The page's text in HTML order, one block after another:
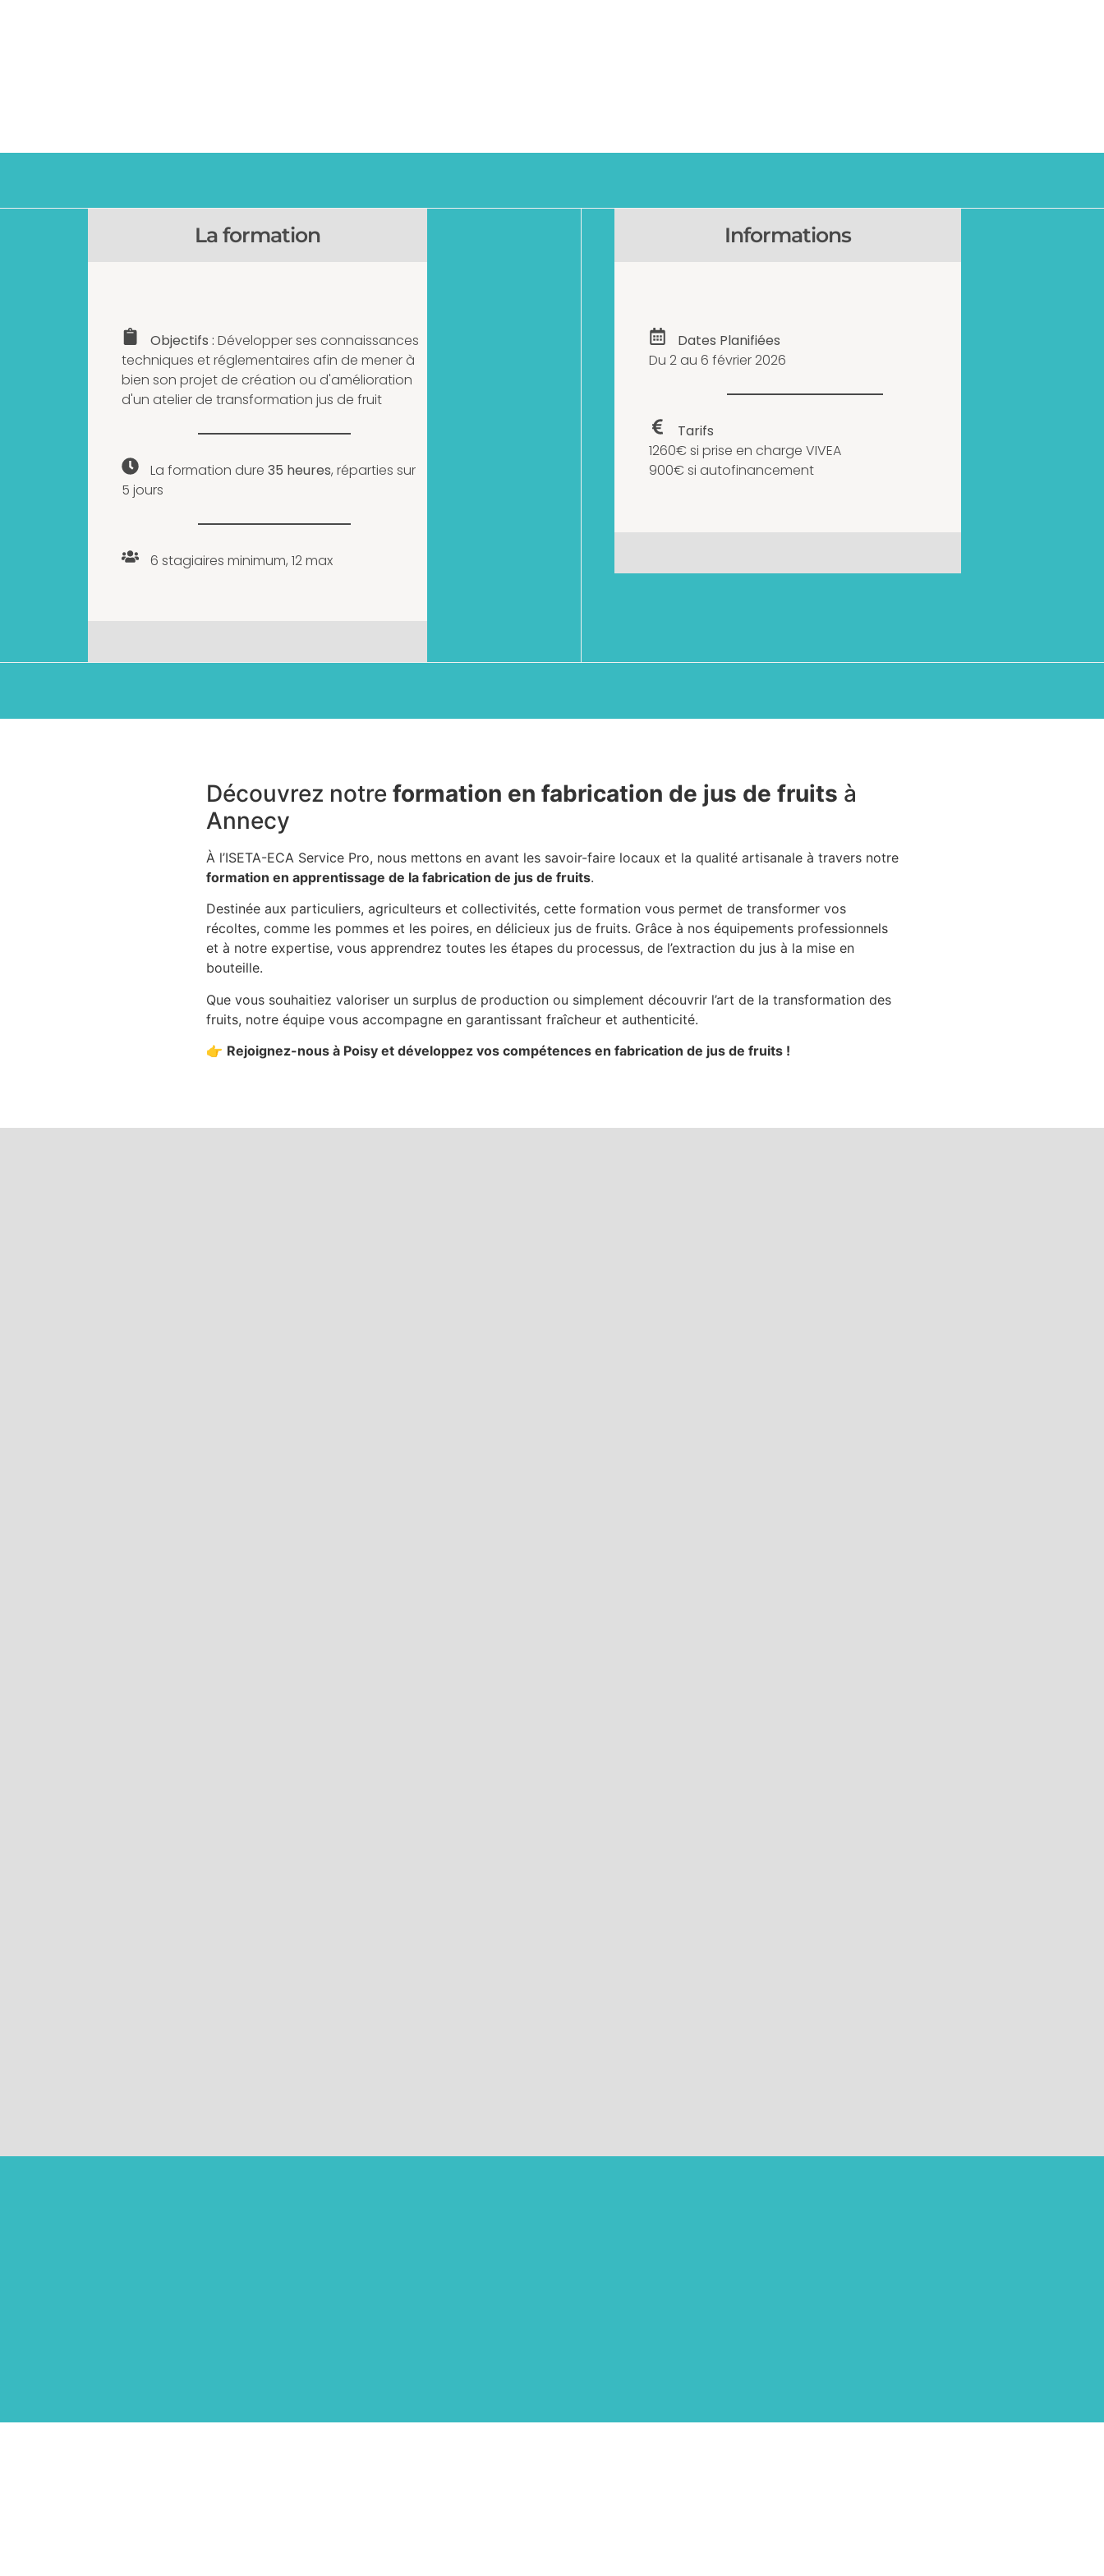
La formation
Objectifs : Développer ses connaissances
techniques et réglementaires afin de mener à
bien son projet de création ou d'amélioration
d'un atelier de transformation jus de fruit
La formation dure35 heures, réparties sur
5 jours
6 stagiaires minimum, 12 max
Informations
Dates Planifiées
Du 2 au 6 février 2026
Tarifs
1260€ si prise en charge VIVEA
900€ si autofinancement
Découvrez notre formation en fabrication de jus de fruits à
Annecy
À l’ISETA-ECA Service Pro, nous mettons en avant les savoir-faire locaux et la qualité artisanale à travers notre
formation en apprentissage de la fabrication de jus de fruits.
Destinée aux particuliers, agriculteurs et collectivités, cette formation vous permet de transformer vos
récoltes, comme les pommes et les poires, en délicieux jus de fruits. Grâce à nos équipements professionnels
et à notre expertise, vous apprendrez toutes les étapes du processus, de l’extraction du jus à la mise en
bouteille.
Que vous souhaitiez valoriser un surplus de production ou simplement découvrir l’art de la transformation des
fruits, notre équipe vous accompagne en garantissant fraîcheur et authenticité.
👉 Rejoignez-nous à Poisy et développez vos compétences en fabrication de jus de fruits !